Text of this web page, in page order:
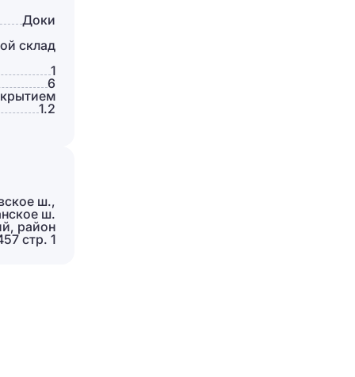
Доки
склад
1
6
1.2
ш.,
ш.
район
стр. 1